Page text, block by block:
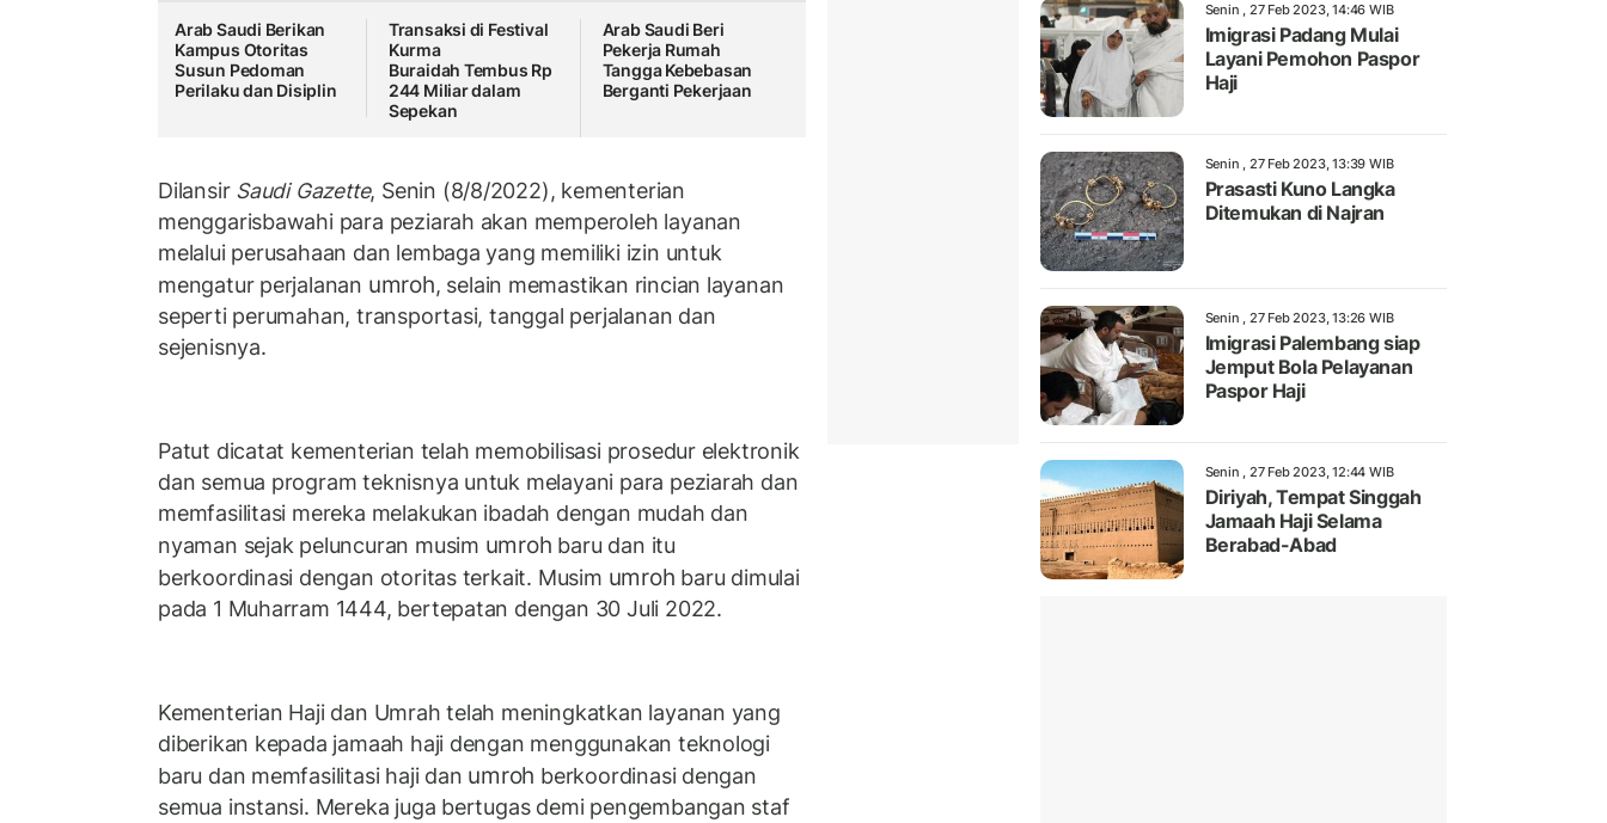
Arab Saudi Berikan
Kampus Otoritas
Susun Pedoman
Perilaku dan Disiplin
Transaksi di Festival
Kurma
Buraidah Tembus Rp
244 Miliar dalam
Sepekan
Arab Saudi Beri
Pekerja Rumah
Tangga Kebebasan
Berganti Pekerjaan
Dilansir Saudi Gazette, Senin (8/8/2022), kementerian
menggarisbawahi para peziarah akan memperoleh layanan
melalui perusahaan dan lembaga yang memiliki izin untuk
mengatur perjalanan umroh, selain memastikan rincian layanan
seperti perumahan, transportasi, tanggal perjalanan dan
sejenisnya.
Patut dicatat kementerian telah memobilisasi prosedur elektronik
dan semua program teknisnya untuk melayani para peziarah dan
memfasilitasi mereka melakukan ibadah dengan mudah dan
nyaman sejak peluncuran musim umroh baru dan itu
berkoordinasi dengan otoritas terkait. Musim umroh baru dimulai
pada 1 Muharram 1444, bertepatan dengan 30 Juli 2022.
Kementerian Haji dan Umrah telah meningkatkan layanan yang
diberikan kepada jamaah haji dengan menggunakan teknologi
baru dan memfasilitasi haji dan umroh berkoordinasi dengan
semua instansi. Mereka juga bertugas demi pengembangan staf
Senin , 27 Feb 2023, 14:46 WIB
Imigrasi Padang Mulai
Layani Pemohon Paspor
Haji
Senin , 27 Feb 2023, 13:39 WIB
Prasasti Kuno Langka
Ditemukan di Najran
Senin , 27 Feb 2023, 13:26 WIB
Imigrasi Palembang siap
Jemput Bola Pelayanan
Paspor Haji
Senin , 27 Feb 2023, 12:44 WIB
Diriyah, Tempat Singgah
Jamaah Haji Selama
Berabad-Abad